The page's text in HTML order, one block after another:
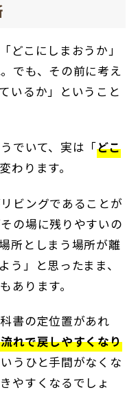
どこにしまおうか」
でも、その前に考え
いるか」ということ
でいて、実は「どこ
わります。
ビングであることが
の場に残りやすいの
所としまう場所が離
う」と思ったまま、
あります。
書の定位置があれ
れで戻しやすくなり
うひと手間がなくな
やすくなるでしょ